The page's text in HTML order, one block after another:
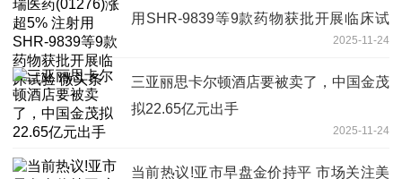
用SHR-9839等9款药物获批开展临床试
2025-11-24
三亚丽思卡尔顿酒店要被卖了，中国金茂
拟22.65亿元出手
2025-11-24
当前热议!亚市早盘金价持平 市场关注美